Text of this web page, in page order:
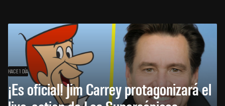
HACE 1 DÍA
¡Es oficial! Jim Carrey protagonizará el